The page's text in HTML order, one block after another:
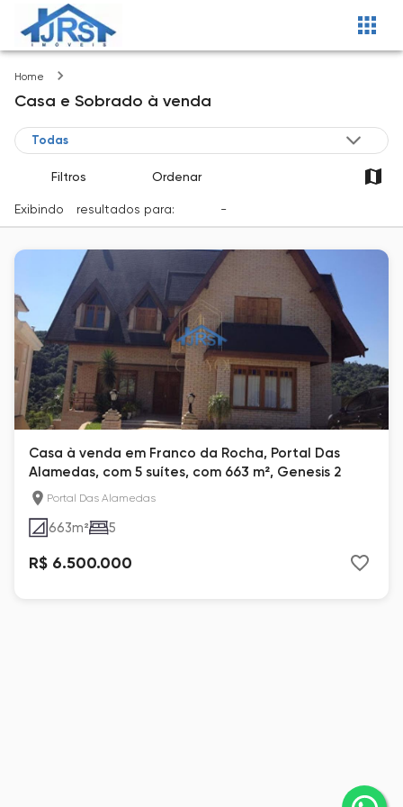
Home
Casa e Sobrado à venda
Filtros Ordenar
Exibindo resultados para: -
Casa à venda em Franco da Rocha, Portal Das
Alamedas, com 5 suítes, com 663 m², Genesis 2
Portal Das Alamedas
663m² 5
R$ 6.500.000